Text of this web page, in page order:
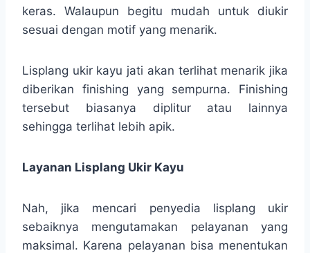
keras. Walaupun begitu mudah untuk diukir
sesuai dengan motif yang menarik.
Lisplang ukir kayu jati akan terlihat menarik jika
diberikan finishing yang sempurna. Finishing
tersebut biasanya diplitur atau lainnya
sehingga terlihat lebih apik.
Layanan Lisplang Ukir Kayu
Nah, jika mencari penyedia lisplang ukir
sebaiknya mengutamakan pelayanan yang
maksimal. Karena pelayanan bisa menentukan